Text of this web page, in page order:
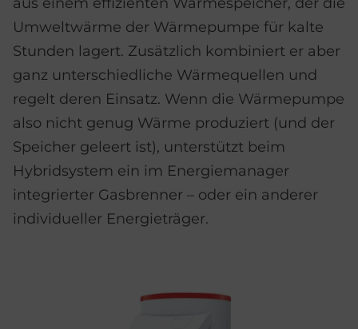
Umweltwärme der Wärmepumpe für kalte
Stunden lagert. Zusätzlich kombiniert er aber
ganz unterschiedliche Wärmequellen und
regelt deren Einsatz. Wenn die Wärmepumpe
also nicht genug Wärme produziert (und der
Speicher geleert ist), unterstützt beim
Hybridsystem ein im Energiemanager
integrierter Gasbrenner – oder ein anderer
individueller Energieträger.